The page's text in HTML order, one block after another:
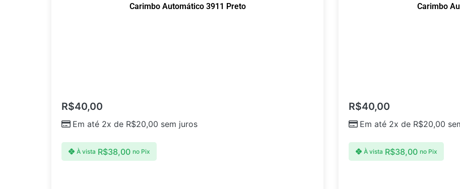
Carimbo Automático 3911 Preto
R$40,00
Em até 2x de R$20,00 sem juros
À vista R$38,00 no Pix
Carimbo
R$40,00
Em até 2x de R$20,00
À vista R$38,00 no Pix